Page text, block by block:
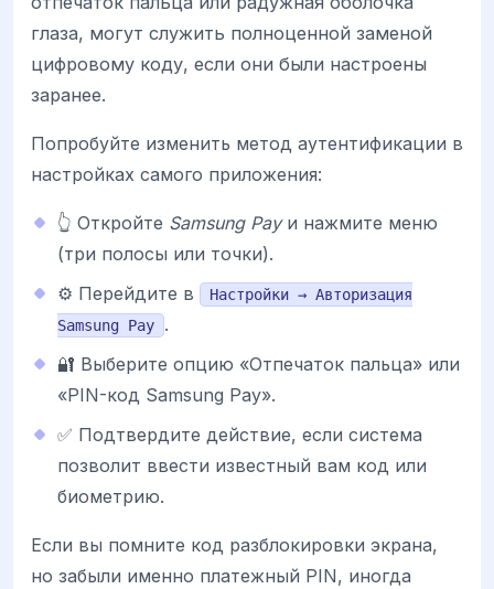
глаза, могут служить полноценной заменой
цифровому коду, если они были настроены
заранее.
Попробуйте изменить метод аутентификации в
настройках самого приложения:
👆 Откройте Samsung Payи нажмите меню
(три полосы или точки).
⚙️ Перейдите в
Настройки → Авторизация
Samsung Pay
.
🔐 Выберите опцию «Отпечаток пальца» или
«PIN-код Samsung Pay».
✅ Подтвердите действие, если система
позволит ввести известный вам код или
биометрию.
Если вы помните код разблокировки экрана,
но забыли именно платежный PIN, иногда